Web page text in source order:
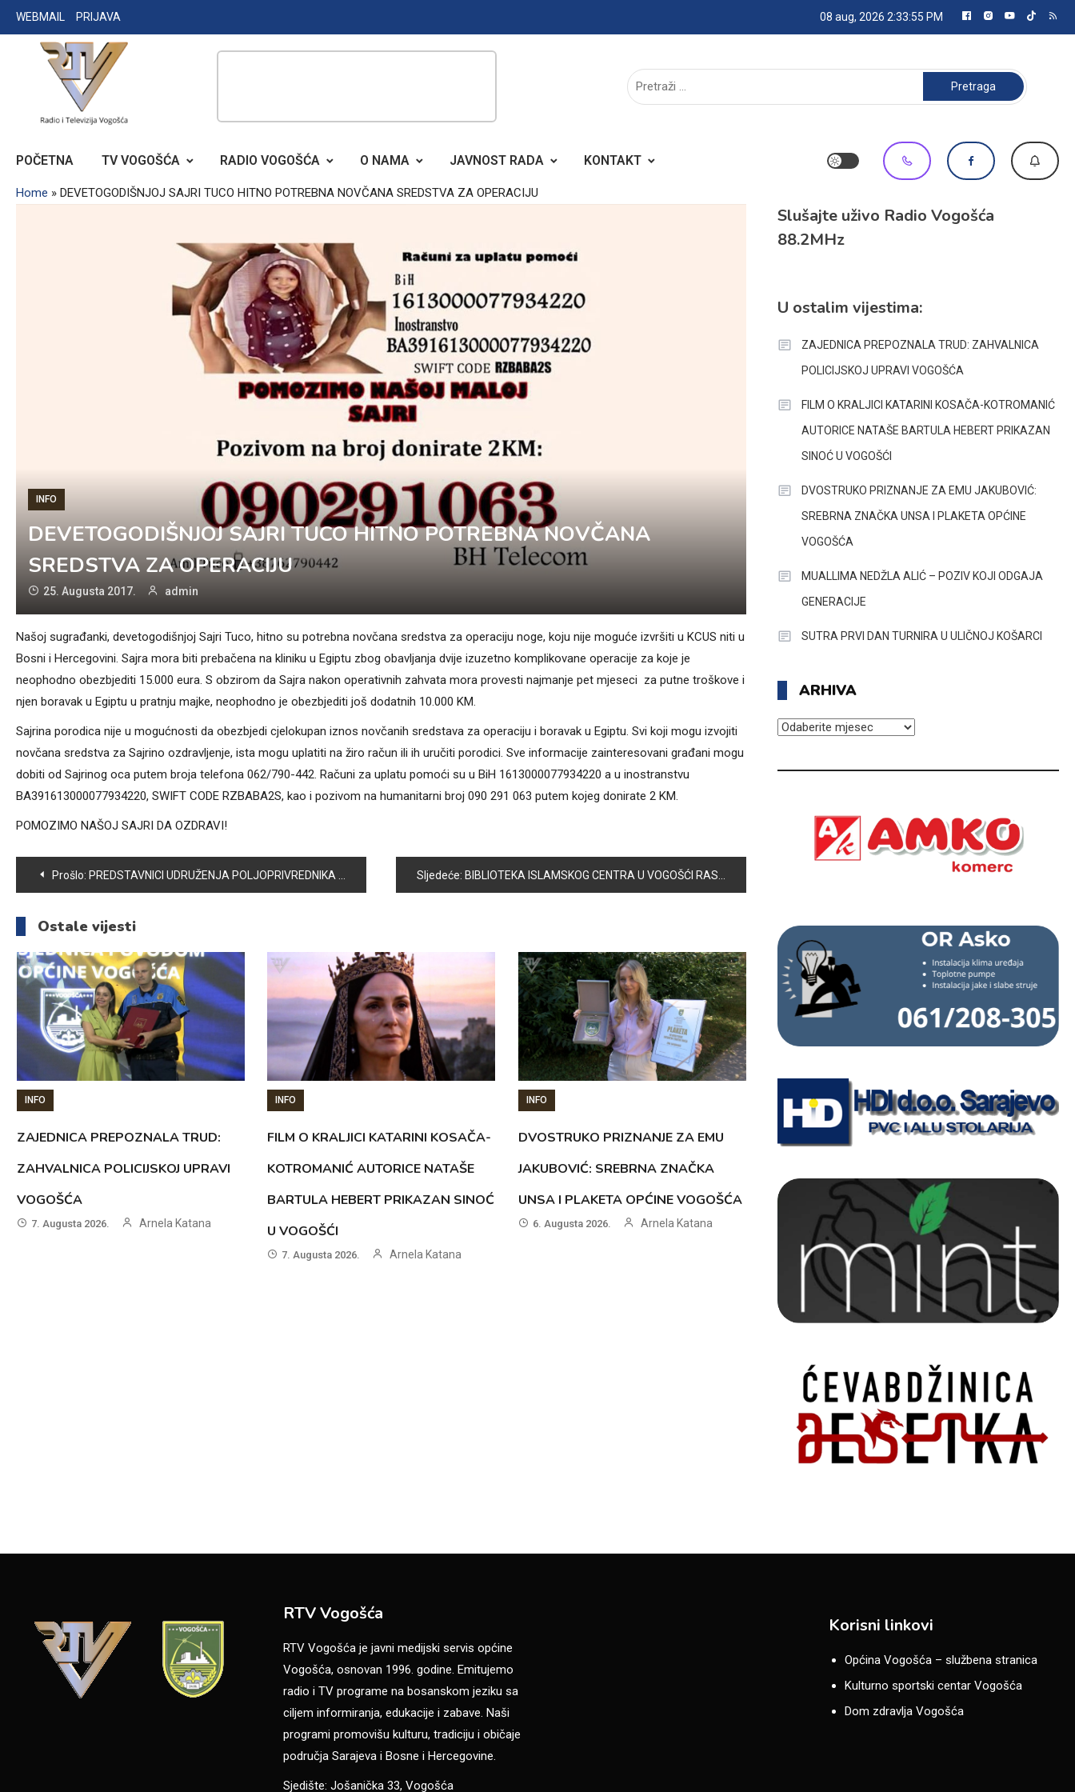
Skip
to
WEBMAIL PRIJAVA 08 aug, 2026 2:33:55 PM
RADIO TELEVIZIJA VOGOŠĆA
Pretraga:
POČETNA TV VOGOŠĆA RADIO VOGOŠĆA O NAMA JAVNOST RADA KONTAKT
Home » DEVETOGODIŠNJOJ SAJRI TUCO HITNO POTREBNA NOVČANA SREDSTVA ZA OPERACIJU
INFO
DEVETOGODIŠNJOJ SAJRI TUCO HITNO POTREBNA NOVČANA
SREDSTVA ZA OPERACIJU
25. Augusta 2017. admin
Našoj sugrađanki, devetogodišnjoj Sajri Tuco, hitno su potrebna novčana sredstva za operaciju noge, koju nije moguće izvršiti u KCUS niti u
Bosni i Hercegovini. Sajra mora biti prebačena na kliniku u Egiptu zbog obavljanja dvije izuzetno komplikovane operacije za koje je
neophodno obezbjediti 15.000 eura. S obzirom da Sajra nakon operativnih zahvata mora provesti najmanje pet mjeseci za putne troškove i
njen boravak u Egiptu u pratnju majke, neophodno je obezbjediti još dodatnih 10.000 KM.
Sajrina porodica nije u mogućnosti da obezbjedi cjelokupan iznos novčanih sredstava za operaciju i boravak u Egiptu. Svi koji mogu izvojiti
novčana sredstva za Sajrino ozdravljenje, ista mogu uplatiti na žiro račun ili ih uručiti porodici. Sve informacije zainteresovani građani mogu
dobiti od Sajrinog oca putem broja telefona 062/790-442. Računi za uplatu pomoći su u BiH 1613000077934220 a u inostranstvu
BA391613000077934220, SWIFT CODE RZBABA2S, kao i pozivom na humanitarni broj 090 291 063 putem kojeg donirate 2 KM.
POMOZIMO NAŠOJ SAJRI DA OZDRAVI!
Navigacija
članaka
Prošlo: PREDSTAVNICI UDRUŽENJA POLJOPRIVREDNIKA VOGOŠĆA POSJETILI GRADAČAČKI SAJAM ŠLJIVE Sljedeće: BIBLIOTEKA ISLAMSKOG CENTRA U VOGOŠĆI RASPOLAŽE SA 900 NASLOVA
Ostale vijesti
INFO
ZAJEDNICA PREPOZNALA TRUD:
ZAHVALNICA POLICIJSKOJ UPRAVI
VOGOŠĆA
7. Augusta 2026. Arnela Katana
INFO
FILM O KRALJICI KATARINI KOSAČA-
KOTROMANIĆ AUTORICE NATAŠE
BARTULA HEBERT PRIKAZAN SINOĆ
U VOGOŠĆI
7. Augusta 2026. Arnela Katana
INFO
DVOSTRUKO PRIZNANJE ZA EMU
JAKUBOVIĆ: SREBRNA ZNAČKA
UNSA I PLAKETA OPĆINE VOGOŠĆA
6. Augusta 2026. Arnela Katana
Slušajte uživo Radio Vogošća
88.2MHz
U ostalim vijestima:
ZAJEDNICA PREPOZNALA TRUD: ZAHVALNICA
POLICIJSKOJ UPRAVI VOGOŠĆA
FILM O KRALJICI KATARINI KOSAČA-KOTROMANIĆ
AUTORICE NATAŠE BARTULA HEBERT PRIKAZAN
SINOĆ U VOGOŠĆI
DVOSTRUKO PRIZNANJE ZA EMU JAKUBOVIĆ:
SREBRNA ZNAČKA UNSA I PLAKETA OPĆINE
VOGOŠĆA
MUALLIMA NEDŽLA ALIĆ – POZIV KOJI ODGAJA
GENERACIJE
SUTRA PRVI DAN TURNIRA U ULIČNOJ KOŠARCI
ARHIVA
ARHIVA
RTV Vogošća
RTV Vogošća je javni medijski servis općine
Vogošća, osnovan 1996. godine. Emitujemo
radio i TV programe na bosanskom jeziku sa
ciljem informiranja, edukacije i zabave. Naši
programi promovišu kulturu, tradiciju i običaje
područja Sarajeva i Bosne i Hercegovine.
Sjedište: Jošanička 33, Vogošća
Korisni linkovi
Općina Vogošća – službena stranica
Kulturno sportski centar Vogošća
Dom zdravlja Vogošća